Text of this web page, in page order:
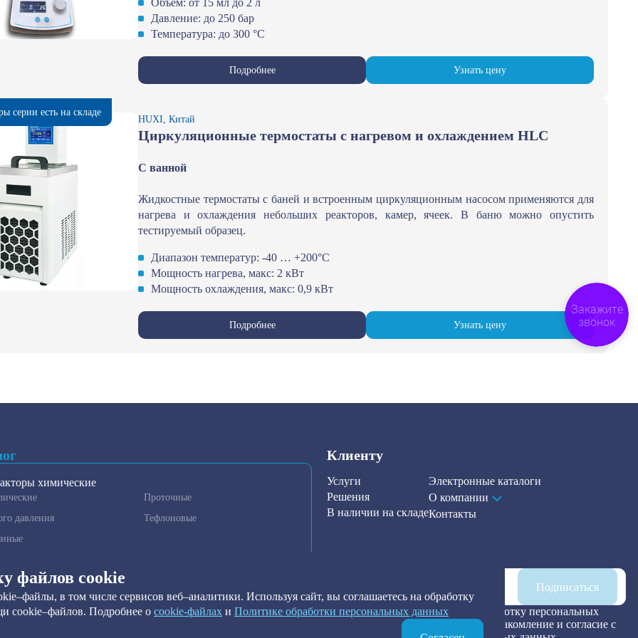
Объем: от 15 мл до 2 л
Давление: до 250 бар
Температура: до 300 °С
Подробнее Узнать цену
серии есть на складе
HUXI, Китай
Циркуляционные термостаты с нагревом и охлаждением HLC
С ванной
Жидкостные термостаты с баней и встроенным циркуляционным насосом применяются для
нагрева и охлаждения небольших реакторов, камер, ячеек. В баню можно опустить
тестируемый образец.
Диапазон температур: -40 … +200°С
Мощность нагрева, макс: 2 кВт
Мощность охлаждения, макс: 0,9 кВт
Подробнее Узнать цену
файлов cookie
в том числе сервисов веб–аналитики. Используя сайт, вы соглашаетесь на обработку
cookie–файлов. Подробнее о сookie-файлах и Политике обработки персональных данных
химические
давления
Проточные
Тефлоновые
установки очистки
Клиенту
Услуги
Решения
В наличии на складе
Электронные каталоги
О компании
Контакты
Подписаться
Я предоставляю согласие на обработку персональных
данных, а также подтверждаю ознакомление и согласие с
Закажите
звонок